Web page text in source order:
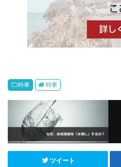
時事 時事
ツイート